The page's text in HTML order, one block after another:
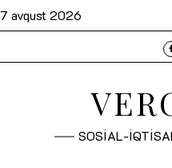
7 avqust 2026
SOSİAL-